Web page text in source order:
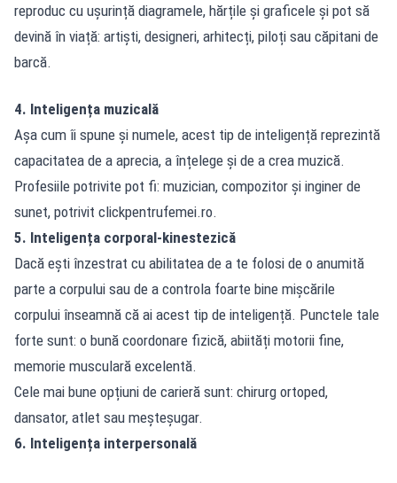
reproduc cu ușurință diagramele, hărțile și graficele și pot să
devină în viață: artiști, designeri, arhitecți, piloți sau căpitani de
barcă.
4. Inteligența muzicală
Așa cum îi spune și numele, acest tip de inteligență reprezintă
capacitatea de a aprecia, a înțelege și de a crea muzică.
Profesiile potrivite pot fi: muzician, compozitor și inginer de
sunet, potrivit clickpentrufemei.ro.
5. Inteligența corporal-kinestezică
Dacă ești înzestrat cu abilitatea de a te folosi de o anumită
parte a corpului sau de a controla foarte bine mișcările
corpului înseamnă că ai acest tip de inteligență. Punctele tale
forte sunt: o bună coordonare fizică, abiități motorii fine,
memorie musculară excelentă.
Cele mai bune opțiuni de carieră sunt: chirurg ortoped,
dansator, atlet sau meșteșugar.
6. Inteligența interpersonală